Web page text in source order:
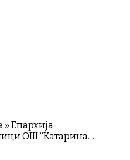
Епархија
ОШ “Катарина…